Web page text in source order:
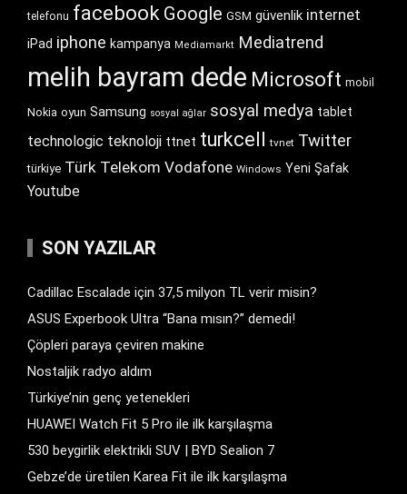
telefonu facebook Google GSM güvenlik internet
iPad iphone kampanya Mediamarkt Mediatrend
melih bayram dede Microsoft mobil
Nokia oyun Samsung sosyal ağlar sosyal medya tablet
technologic teknoloji ttnet turkcell tvnet Twitter
türkiye Türk Telekom Vodafone Windows Yeni Şafak
Youtube
SON YAZILAR
Cadillac Escalade için 37,5 milyon TL verir misin?
ASUS Experbook Ultra “Bana mısın?” demedi!
Çöpleri paraya çeviren makine
Nostaljik radyo aldım
Türkiye’nin genç yetenekleri
HUAWEI Watch Fit 5 Pro ile ilk karşılaşma
530 beygirlik elektrikli SUV | BYD Sealion 7
Gebze’de üretilen Karea Fit ile ilk karşılaşma